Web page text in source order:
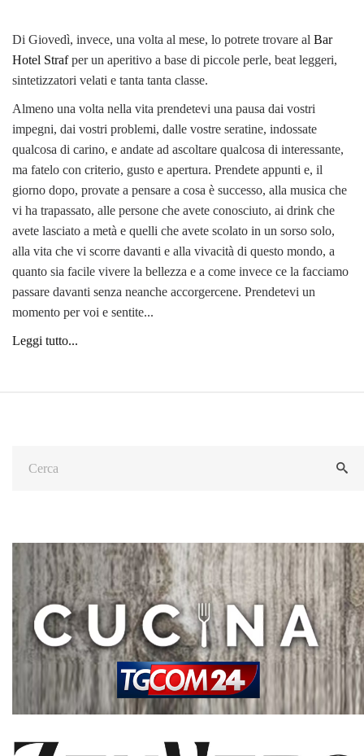
Di Giovedì, invece, una volta al mese, lo potrete trovare al Bar
Hotel Strafper un aperitivo a base di piccole perle, beat leggeri,
sintetizzatori velati e tanta tanta classe.
Almeno una volta nella vita prendetevi una pausa dai vostri
impegni, dai vostri problemi, dalle vostre seratine, indossate
qualcosa di carino, e andate ad ascoltare qualcosa di interessante,
ma fatelo con criterio, gusto e apertura. Prendete appunti e, il
giorno dopo, provate a pensare a cosa è successo, alla musica che
vi ha trapassato, alle persone che avete conosciuto, ai drink che
avete lasciato a metà e quelli che avete scolato in un sorso solo,
alla vita che vi scorre davanti e alla vivacità di questo mondo, a
quanto sia facile vivere la bellezza e a come invece ce la facciamo
passare davanti senza neanche accorgercene. Prendetevi un
momento per voi e sentite...
Leggi tutto...